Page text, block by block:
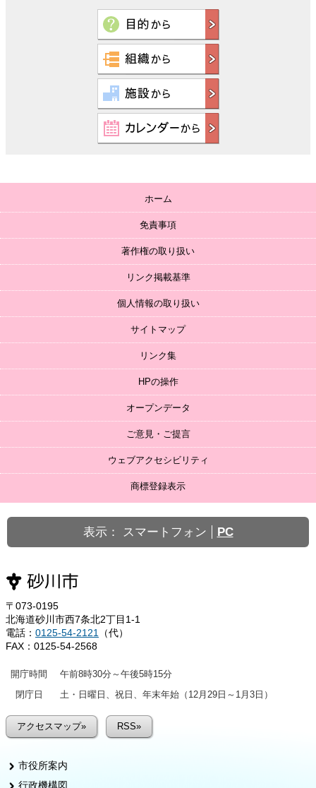
ホーム
免責事項
著作権の取り扱い
リンク掲載基準
個人情報の取り扱い
サイトマップ
リンク集
HPの操作
オープンデータ
ご意見・ご提言
ウェブアクセシビリティ
商標登録表示
表示： スマートフォン PC
〒073-0195
北海道砂川市西7条北2丁目1-1
電話： 0125-54-2121
（代）
FAX：0125-54-2568
開庁時間
午前8時30分～午後5時15分
閉庁日
土・日曜日、祝日、年末年始（12月29日～1月3日）
アクセスマップ» RSS»
市役所案内
行政機構図